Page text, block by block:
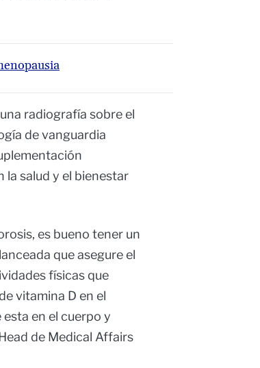
radiografía sobre el
de vanguardia
la salud y el bienestar
es bueno tener un
que asegure el
físicas que
vitamina D en el
en el cuerpo y
de Medical Affairs